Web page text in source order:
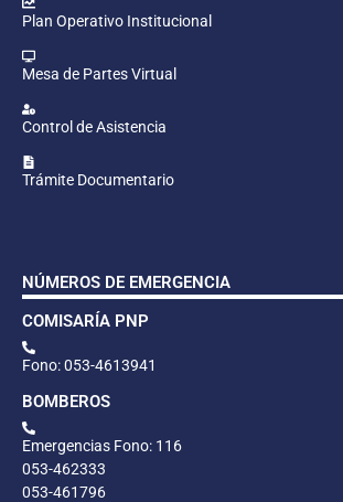
Plan Operativo Institucional
Mesa de Partes Virtual
Control de Asistencia
Trámite Documentario
NÚMEROS DE EMERGENCIA
COMISARÍA PNP
Fono: 053-4613941
BOMBEROS
Emergencias Fono: 116
053-462333
053-461796